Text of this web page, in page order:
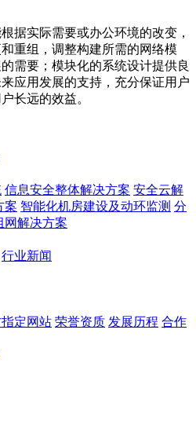
据实际需要或办公环境的改变，
重组，调整构建所需的网络模
需要；模块化的系统设计提供良
应用发展的支持，充分保证用户
长远的效益。
信息安全整体解决方案 安全云解
案 智能化机房建设及动环监测 分
网解决方案
行业新闻
定网站 荣誉资质 发展历程 合作